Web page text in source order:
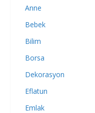
Anne
Bebek
Bilim
Borsa
Dekorasyon
Eflatun
Emlak